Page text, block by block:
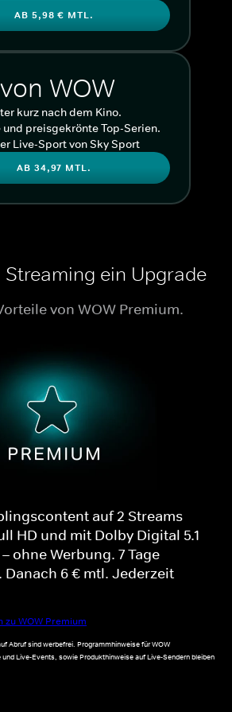
AB 5,98 € MTL.
WOW
kurz nach dem Kino.
und preisgekrönte Top-Serien.
Live-Sport von Sky Sport
AB 34,97 MTL.
Streaming ein Upgrade
von WOW Premium.
auf 2 Streams
HD und mit Dolby Digital 5.1
ohne Werbung. 7 Tage
6 € mtl. Jederzeit
zu WOW Premium
Abruf sind werbefrei. Programmhinweise für WOW
Live-Events, sowie Produkthinweise auf Live-Sendern bleiben